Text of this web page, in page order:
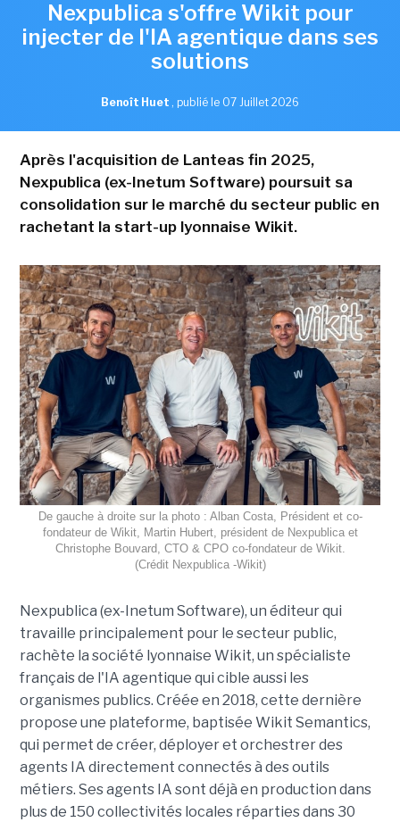
Nexpublica s'offre Wikit pour
injecter de l'IA agentique dans ses
solutions
Benoît Huet , publié le 07 Juillet 2026
Après l'acquisition de Lanteas fin 2025,
Nexpublica (ex-Inetum Software) poursuit sa
consolidation sur le marché du secteur public en
rachetant la start-up lyonnaise Wikit.
De gauche à droite sur la photo : Alban Costa, Président et co-
fondateur de Wikit, Martin Hubert, président de Nexpublica et
Christophe Bouvard, CTO & CPO co-fondateur de Wikit.
(Crédit Nexpublica -Wikit)
Nexpublica (ex-Inetum Software), un éditeur qui
travaille principalement pour le secteur public,
rachète la société lyonnaise Wikit, un spécialiste
français de l'IA agentique qui cible aussi les
organismes publics. Créée en 2018, cette dernière
propose une plateforme, baptisée Wikit Semantics,
qui permet de créer, déployer et orchestrer des
agents IA directement connectés à des outils
métiers. Ses agents IA sont déjà en production dans
plus de 150 collectivités locales réparties dans 30